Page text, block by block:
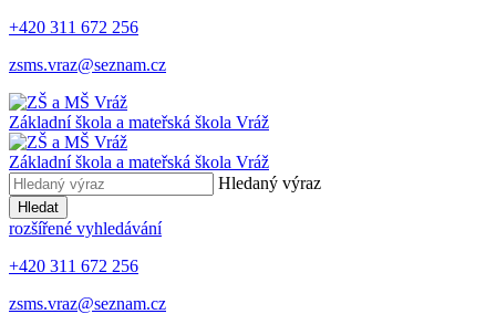
+420 311 672 256
zsms.vraz@seznam.cz
Základní škola a mateřská škola Vráž
Základní škola a mateřská škola Vráž
Hledaný výraz
Hledat
rozšířené vyhledávání
+420 311 672 256
zsms.vraz@seznam.cz